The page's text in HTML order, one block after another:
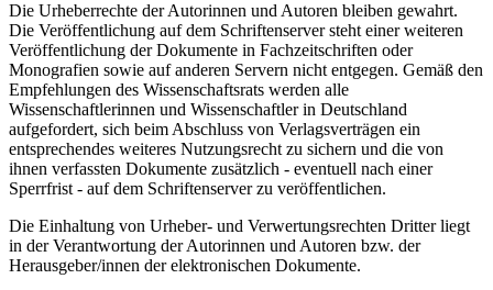
Die Urheberrechte der Autorinnen und Autoren bleiben gewahrt.
Die Veröffentlichung auf dem Schriftenserver steht einer weiteren
Veröffentlichung der Dokumente in Fachzeitschriften oder
Monografien sowie auf anderen Servern nicht entgegen. Gemäß den
Empfehlungen des Wissenschaftsrats werden alle
Wissenschaftlerinnen und Wissenschaftler in Deutschland
aufgefordert, sich beim Abschluss von Verlagsverträgen ein
entsprechendes weiteres Nutzungsrecht zu sichern und die von
ihnen verfassten Dokumente zusätzlich - eventuell nach einer
Sperrfrist - auf dem Schriftenserver zu veröffentlichen.
Die Einhaltung von Urheber- und Verwertungsrechten Dritter liegt
in der Verantwortung der Autorinnen und Autoren bzw. der
Herausgeber/innen der elektronischen Dokumente.